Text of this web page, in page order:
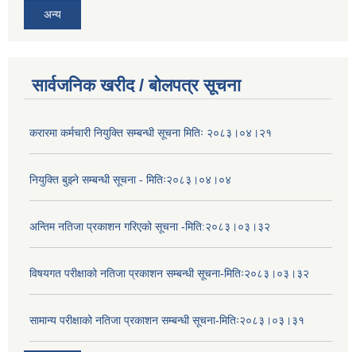
अन्य
सार्वजनिक खरीद / बोलपत्र सूचना
करारमा कर्मचारी नियुक्ति सम्बन्धी सूचना मितिः २०८३।०४।२१
नियुक्ति बुझ्ने सम्बन्धी सूचना - मितिः२०८३।०४।०४
अन्तिम नतिजा प्रकाशन गरिएको सूचना -मिति:२०८३।०३।३२
विषयगत परीक्षाको नतिजा प्रकाशन सम्बन्धी सूचना-मितिः२०८३।०३।३२
सामान्य परीक्षाको नतिजा प्रकाशन सम्बन्धी सूचना-मितिः२०८३।०३।३१